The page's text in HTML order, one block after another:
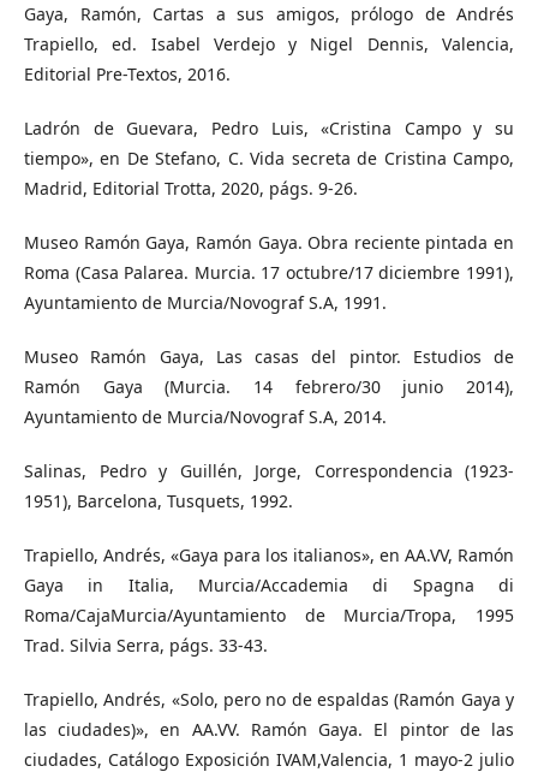
Gaya, Ramón, Cartas a sus amigos, prólogo de Andrés
Trapiello, ed. Isabel Verdejo y Nigel Dennis, Valencia,
Editorial Pre-Textos, 2016.
Ladrón de Guevara, Pedro Luis, «Cristina Campo y su
tiempo», en De Stefano, C. Vida secreta de Cristina Campo,
Madrid, Editorial Trotta, 2020, págs. 9-26.
Museo Ramón Gaya, Ramón Gaya. Obra reciente pintada en
Roma (Casa Palarea. Murcia. 17 octubre/17 diciembre 1991),
Ayuntamiento de Murcia/Novograf S.A, 1991.
Museo Ramón Gaya, Las casas del pintor. Estudios de
Ramón Gaya (Murcia. 14 febrero/30 junio 2014),
Ayuntamiento de Murcia/Novograf S.A, 2014.
Salinas, Pedro y Guillén, Jorge, Correspondencia (1923-
1951), Barcelona, Tusquets, 1992.
Trapiello, Andrés, «Gaya para los italianos», en AA.VV, Ramón
Gaya in Italia, Murcia/Accademia di Spagna di
Roma/CajaMurcia/Ayuntamiento de Murcia/Tropa, 1995
Trad. Silvia Serra, págs. 33-43.
Trapiello, Andrés, «Solo, pero no de espaldas (Ramón Gaya y
las ciudades)», en AA.VV. Ramón Gaya. El pintor de las
ciudades, Catálogo Exposición IVAM,Valencia, 1 mayo-2 julio